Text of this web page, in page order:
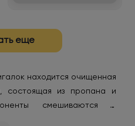
еще
находится очищенная
состоящая из пропана и
смешиваются в